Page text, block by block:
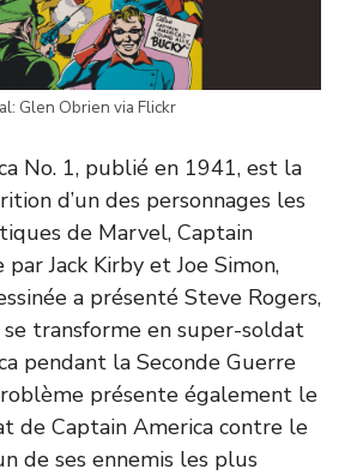
Glen Obrien via Flickr
No. 1, publié en 1941, est la
d’un des personnages les
de Marvel, Captain
par Jack Kirby et Joe Simon,
a présenté Steve Rogers,
transforme en super-soldat
pendant la Seconde Guerre
présente également le
de Captain America contre le
de ses ennemis les plus